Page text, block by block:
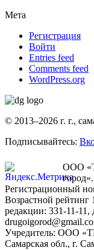
Мета
Регистрация
Войти
Entries feed
Comments feed
WordPress.org
© 2013–2026 г. г.,
Подписывайтесь:
ООО
Регистрационный
Возрастной рейтинг
редакции: 331-11-11,
Учредитель: ООО
Самарская обл., г.